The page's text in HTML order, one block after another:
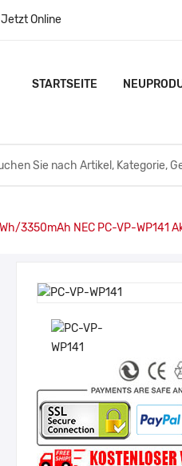
Online
STARTSEITE
3350mAh NEC PC-VP-WP141